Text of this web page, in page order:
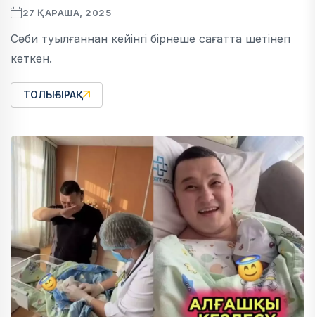
27 ҚАРАША, 2025
Сәби туылғаннан кейінгі бірнеше сағатта шетінеп
кеткен.
ТОЛЫҒЫРАҚ